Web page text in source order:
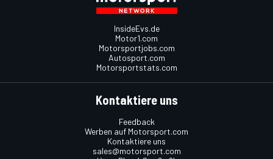
InsideEvs.de
Motor1.com
Motorsportjobs.com
Autosport.com
Motorsportstats.com
Kontaktiere uns
Feedback
Werben auf Motorsport.com
Kontaktiere uns
sales@motorsport.com